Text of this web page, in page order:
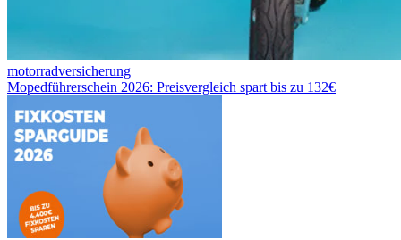
motorradversicherung
Mopedführerschein 2026: Preisvergleich spart bis zu 132€